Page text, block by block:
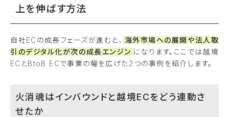
上を伸ばす方法
自社ECの成長フェーズが進むと、 海外市場への展開や法人取
引のデジタル化が次の成長エンジン になります。ここでは越境
ECとBtoB ECで事業の幅を広げた2つの事例を紹介します。
火消魂はインバウンドと越境ECをどう連動さ
せたか